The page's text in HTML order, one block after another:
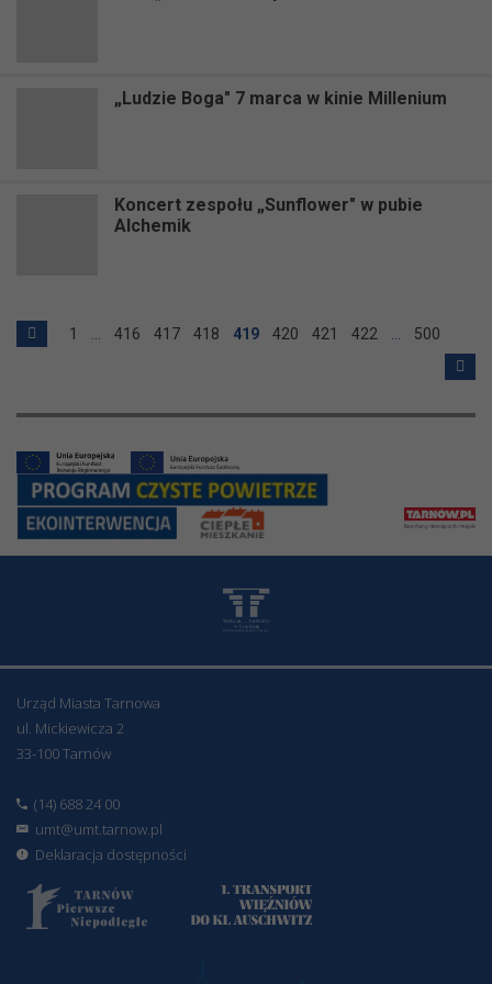
„Ludzie Boga" 7 marca w kinie Millenium
Koncert zespołu „Sunflower" w pubie
Alchemik
1 416 417 418 419 420 421 422 500
Urząd Miasta Tarnowa
ul. Mickiewicza 2
33-100 Tarnów
(14) 688 24 00
umt@umt.tarnow.pl
Deklaracja dostępności